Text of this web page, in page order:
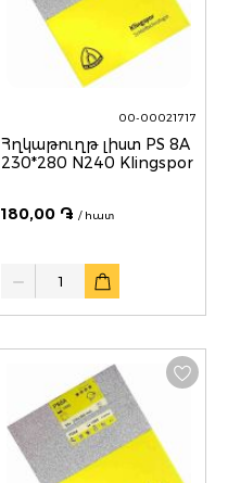
00-00021717
Հղկաթուղթ լիստ PS 8A
230*280 N240 Klingspor
180,00 ֏ / հատ
Quantity